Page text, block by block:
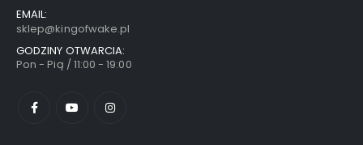
EMAIL:
sklep@kingofwake.pl
GODZINY OTWARCIA:
Pon - Pią / 11:00 - 19:00